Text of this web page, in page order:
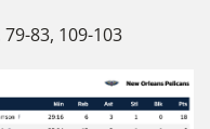
79-83, 109-103